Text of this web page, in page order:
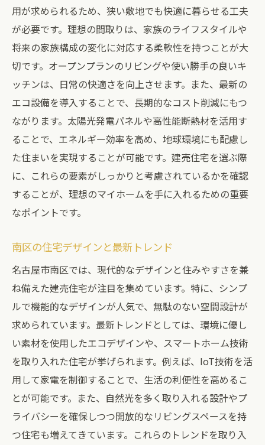
用が求められるため、狭い敷地でも快適に暮らせる工夫
が必要です。理想の間取りは、家族のライフスタイルや
将来の家族構成の変化に対応する柔軟性を持つことが大
切です。オープンプランのリビングや使い勝手の良いキ
ッチンは、日常の快適さを向上させます。また、最新の
エコ設備を導入することで、長期的なコスト削減にもつ
ながります。太陽光発電パネルや高性能断熱材を活用す
ることで、エネルギー効率を高め、地球環境にも配慮し
た住まいを実現することが可能です。建売住宅を選ぶ際
に、これらの要素がしっかりと考慮されているかを確認
することが、理想のマイホームを手に入れるための重要
なポイントです。
南区の住宅デザインと最新トレンド
名古屋市南区では、現代的なデザインと住みやすさを兼
ね備えた建売住宅が注目を集めています。特に、シンプ
ルで機能的なデザインが人気で、無駄のない空間設計が
求められています。最新トレンドとしては、環境に優し
い素材を使用したエコデザインや、スマートホーム技術
を取り入れた住宅が挙げられます。例えば、IoT技術を活
用して家電を制御することで、生活の利便性を高めるこ
とが可能です。また、自然光を多く取り入れる設計やプ
ライバシーを確保しつつ開放的なリビングスペースを持
つ住宅も増えてきています。これらのトレンドを取り入